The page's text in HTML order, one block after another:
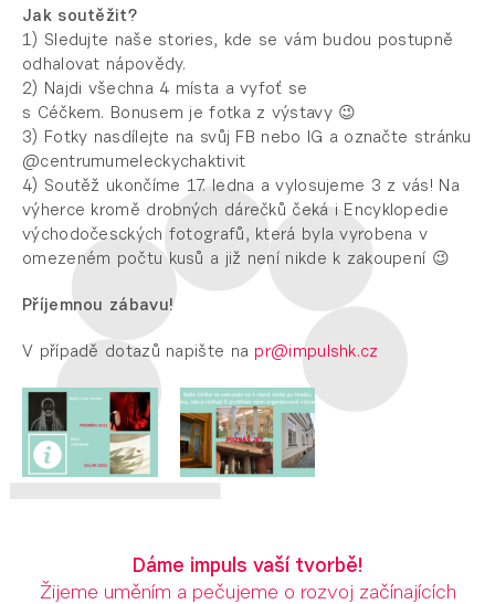
Jak soutěžit?
1) Sledujte naše stories, kde se vám budou postupně
odhalovat nápovědy.
2) Najdi všechna 4 místa a vyfoť se
s Céčkem. Bonusem je fotka z výstavy 😉
3) Fotky nasdílejte na svůj FB nebo IG a označte stránku
@centrumumeleckychaktivit
4) Soutěž ukončíme 17. ledna a vylosujeme 3 z vás! Na
výherce kromě drobných dárečků čeká i Encyklopedie
východočesckých fotografů, která byla vyrobena v
omezeném počtu kusů a již není nikde k zakoupení 😉
Příjemnou zábavu!
V případě dotazů napište na pr@impulshk.cz
Dáme impuls vaší tvorbě!
Žijeme uměním a pečujeme o rozvoj začínajících